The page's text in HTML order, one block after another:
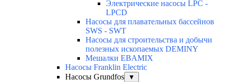
Электрические насосы LPC -
LPCD
Насосы для плавательных бассейнов
SWS - SWT
Насосы для строительства и добычи
полезных ископаемых DEMINY
Мешалки EBAMIX
Насосы Franklin Electric
Насосы Grundfos
▼